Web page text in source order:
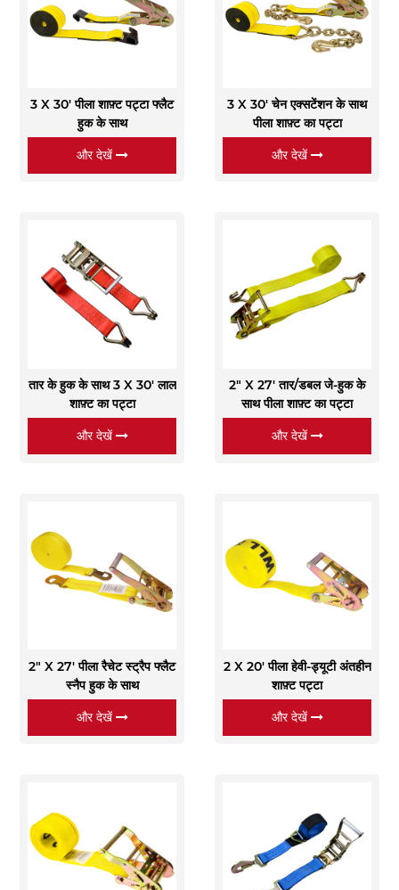
3 X 30' पीला शाफ़्ट पट्टा फ्लैट
हुक के साथ
और देखें
3 X 30' चेन एक्सटेंशन के साथ
पीला शाफ़्ट का पट्टा
और देखें
तार के हुक के साथ 3 X 30' लाल
शाफ़्ट का पट्टा
और देखें
2" X 27' तार/डबल जे-हुक के
साथ पीला शाफ़्ट का पट्टा
और देखें
2" X 27' पीला रैचेट स्ट्रैप फ्लैट
स्नैप हुक के साथ
और देखें
2 X 20' पीला हेवी-ड्यूटी अंतहीन
शाफ़्ट पट्टा
और देखें